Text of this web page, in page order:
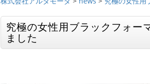
究極の女性用ブラックフォー
ました